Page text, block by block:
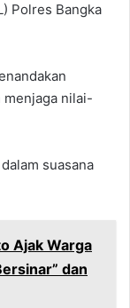
Polres Bangka
nilai-
suasana
Ajak Warga
dan